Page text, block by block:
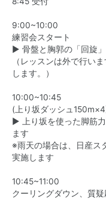
9:00~10:00
練習会スタート
▶︎ 骨盤と胸郭の「回旋
（レッスンは外で行い
します。）
10:00~10:45
(上り坂ダッシュ
▶︎ 上り坂を使った脚筋
ます
※雨天の場合は、日産ス
実施します
10:45~11:00
クーリングダウン、質